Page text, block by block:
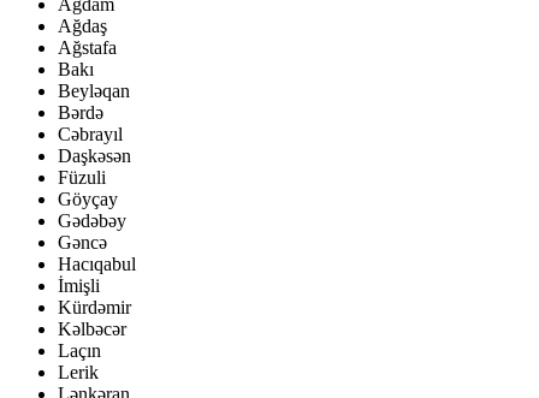
Ağdam
Ağdaş
Ağstafa
Bakı
Beyləqan
Bərdə
Cəbrayıl
Daşkəsən
Füzuli
Göyçay
Gədəbəy
Gəncə
Hacıqabul
İmişli
Kürdəmir
Kəlbəcər
Laçın
Lerik
Lənkəran